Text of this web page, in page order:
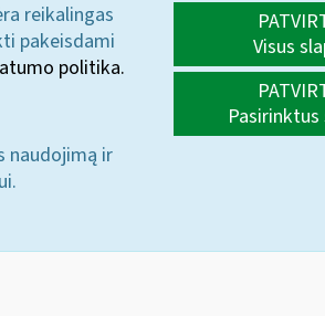
reikalingas
pakeisdami
politika.
naudojimą ir
Visus
Pasirinktus